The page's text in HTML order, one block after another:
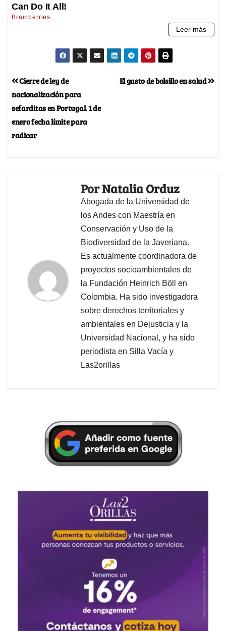
El gasto de bolsillo en salud
Cierre de ley de
nacionalización para
sefarditas en Portugal. 1 de
enero fecha límite para
radicar
PorNatalia Orduz
Abogada de la Universidad de
los Andes con Maestría en
Conservación y Uso de la
Biodiversidad de la Javeriana.
Es actualmente coordinadora de
proyectos socioambientales de
la Fundación Heinrich Böll en
Colombia. Ha sido investigadora
sobre derechos territoriales y
ambientales en Dejusticia y la
Universidad Nacional, y ha sido
periodista en Silla Vacía y
Las2orillas